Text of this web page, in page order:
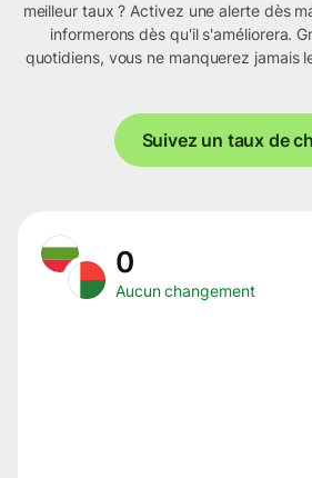
meilleur taux ? Activez une alerte dès
informerons dès qu'il s'améliorera.
quotidiens, vous ne manquerez jamais
Suivez un taux de
0
Aucun changement